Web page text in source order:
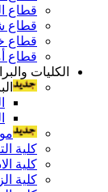
قطاع
قطاع
قطاع
قطاع
الكليات
كلية
كلية
كلية